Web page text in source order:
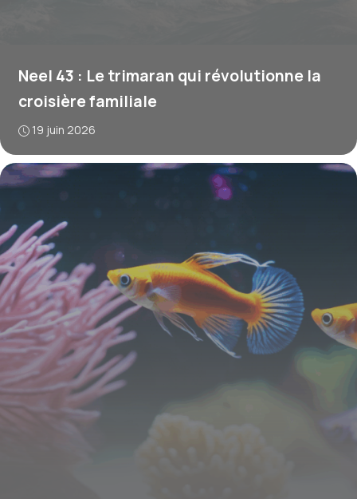
Neel 43 : Le trimaran qui révolutionne la
croisière familiale
19 juin 2026